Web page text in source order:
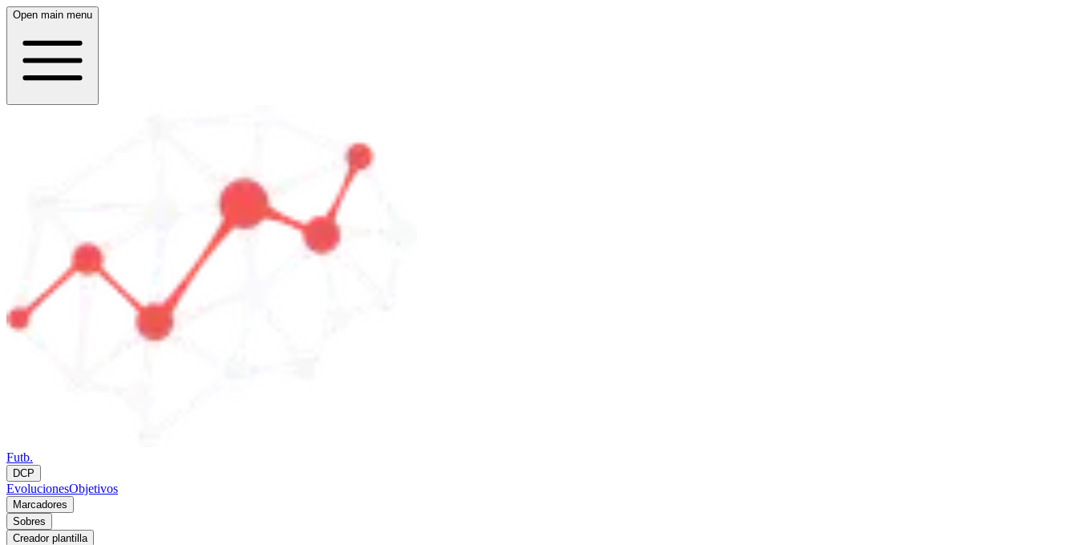
Open main menu
Futb.
DCP
EvolucionesObjetivos
Marcadores
Sobres
Creador plantilla